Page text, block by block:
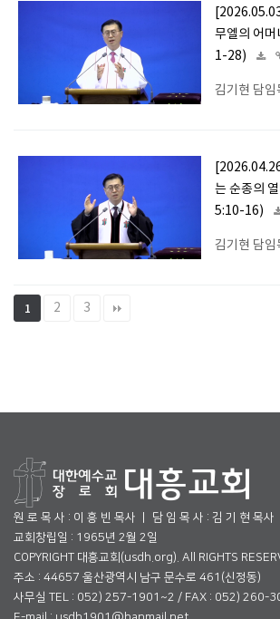
무엘의 어
1-28)
김기현 담임
는 순종의
5:10-16)
김기현 담임
1 2 3
원 로 목 사 : 이 흥 빈 목사 ㅣ 담 임 목 사 : 김 기 현 목사
교회창립일 : 1965년 2월 2일
COPYRIGHT 대흥교회(usdh.org). All RIGHTS
주소 : 44657 울산광역시 남구 문수로 461(신정동)
사무실 TEL : 052) 257-1901~2 / FAX : 052) 260-